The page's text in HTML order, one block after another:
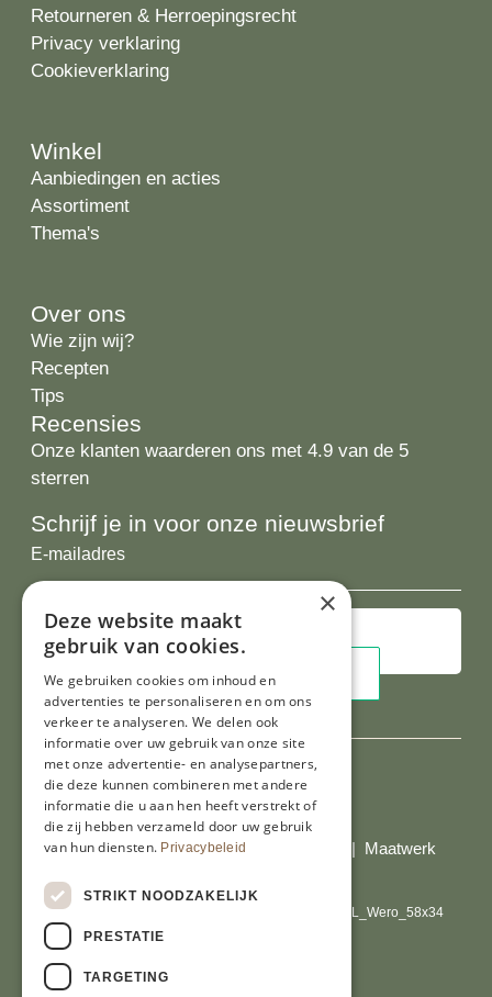
Retourneren & Herroepingsrecht
Privacy verklaring
Cookieverklaring
Winkel
Aanbiedingen en acties
Assortiment
Thema's
Over ons
Wie zijn wij?
Recepten
Tips
Recensies
Onze klanten waarderen ons met 4.9 van de 5
sterren
Schrijf je in voor onze nieuwsbrief
E-
Al onze prijzen zijn incl. BTW
© Copyright 2026 Limburgs Bakwinkeltje | Maatwerk
×
Deze website maakt
gebruik van cookies.
We gebruiken cookies om inhoud en
advertenties te personaliseren en om ons
verkeer te analyseren. We delen ook
informatie over uw gebruik van onze site
met onze advertentie- en analysepartners,
die deze kunnen combineren met andere
informatie die u aan hen heeft verstrekt of
die zij hebben verzameld door uw gebruik
van hun diensten. Privacybeleid
STRIKT NOODZAKELIJK
PRESTATIE
TARGETING